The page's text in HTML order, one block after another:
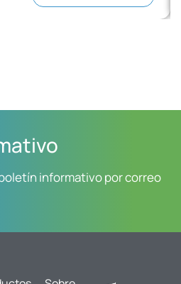
informativo por correo